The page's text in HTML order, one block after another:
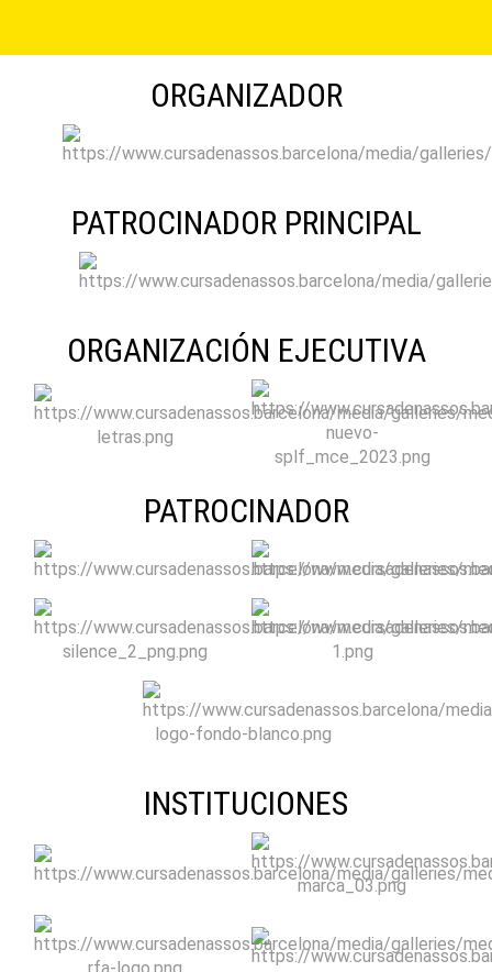
ORGANIZADOR
PATROCINADOR PRINCIPAL
ORGANIZACIÓN EJECUTIVA
PATROCINADOR
INSTITUCIONES